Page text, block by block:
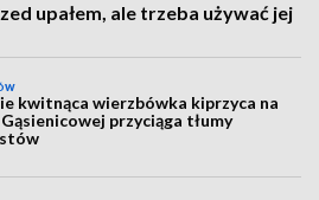
upałem, ale trzeba używać jej
kwitnąca wierzbówka kiprzyca na
przyciąga tłumy